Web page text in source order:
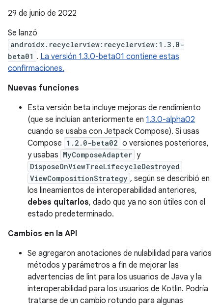
29 de junio de 2022
Se lanzó
androidx.recyclerview:recyclerview:1.3.0-
beta01 . La versión 1.3.0-beta01 contiene estas
confirmaciones.
Nuevas funciones
Esta versión beta incluye mejoras de rendimiento
(que se incluían anteriormente en 1.3.0-alpha02
cuando se usaba con Jetpack Compose). Si usas
Compose 1.2.0-beta02 o versiones posteriores,
y usabas MyComposeAdapter y
DisposeOnViewTreeLifecycleDestroyed
ViewCompositionStrategy , según se describió en
los lineamientos de interoperabilidad anteriores,
debes quitarlos, dado que ya no son útiles con el
estado predeterminado.
Cambios en la API
Se agregaron anotaciones de nulabilidad para varios
métodos y parámetros a fin de mejorar las
advertencias de lint para los usuarios de Java y la
interoperabilidad para los usuarios de Kotlin. Podría
tratarse de un cambio rotundo para algunas